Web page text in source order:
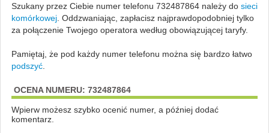
Szukany przez Ciebie numer telefonu 732487864 należy do sieci
komórkowej. Oddzwaniając, zapłacisz najprawdopodobniej tylko
za połączenie Twojego operatora według obowiązującej taryfy.
Pamiętaj, że pod każdy numer telefonu można się bardzo łatwo
podszyć.
OCENA NUMERU: 732487864
Wpierw możesz szybko ocenić numer, a później dodać
komentarz.